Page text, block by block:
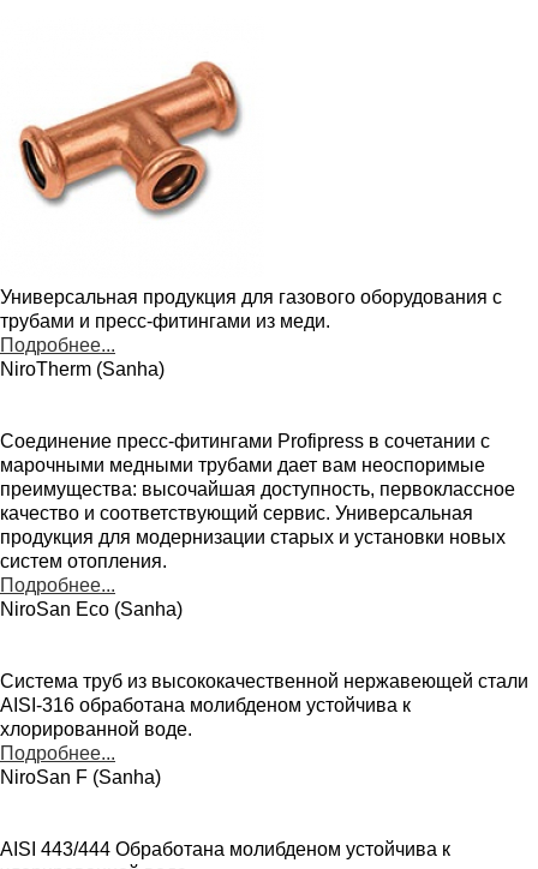
Универсальная продукция для газового оборудования с
трубами и пресс-фитингами из меди.
Подробнее...
NiroTherm (Sanha)
Соединение пресс-фитингами Profipress в сочетании с
марочными медными трубами дает вам неоспоримые
преимущества: высочайшая доступность, первоклассное
качество и соответствующий сервис. Универсальная
продукция для модернизации старых и установки новых
систем отопления.
Подробнее...
NiroSan Eco (Sanha)
Система труб из высококачественной нержавеющей стали
AISI-316 обработана молибденом устойчива к
хлорированной воде.
Подробнее...
NiroSan F (Sanha)
AISI 443/444 Обработана молибденом устойчива к